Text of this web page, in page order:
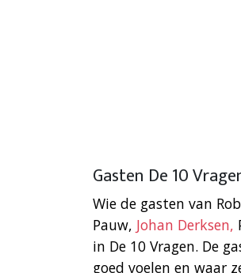
Gasten De 10
Wie de gasten van
Pauw, Johan Derksen,
in De 10 Vragen. De
goed voelen en waar